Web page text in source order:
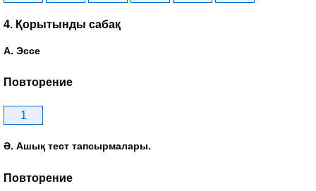
4. Қорытынды сабақ
А. Эссе
Повторение
1
Ә. Ашық тест тапсырмалары.
Повторение